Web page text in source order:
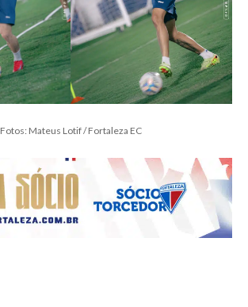
Fotos: Mateus Lotif / Fortaleza EC